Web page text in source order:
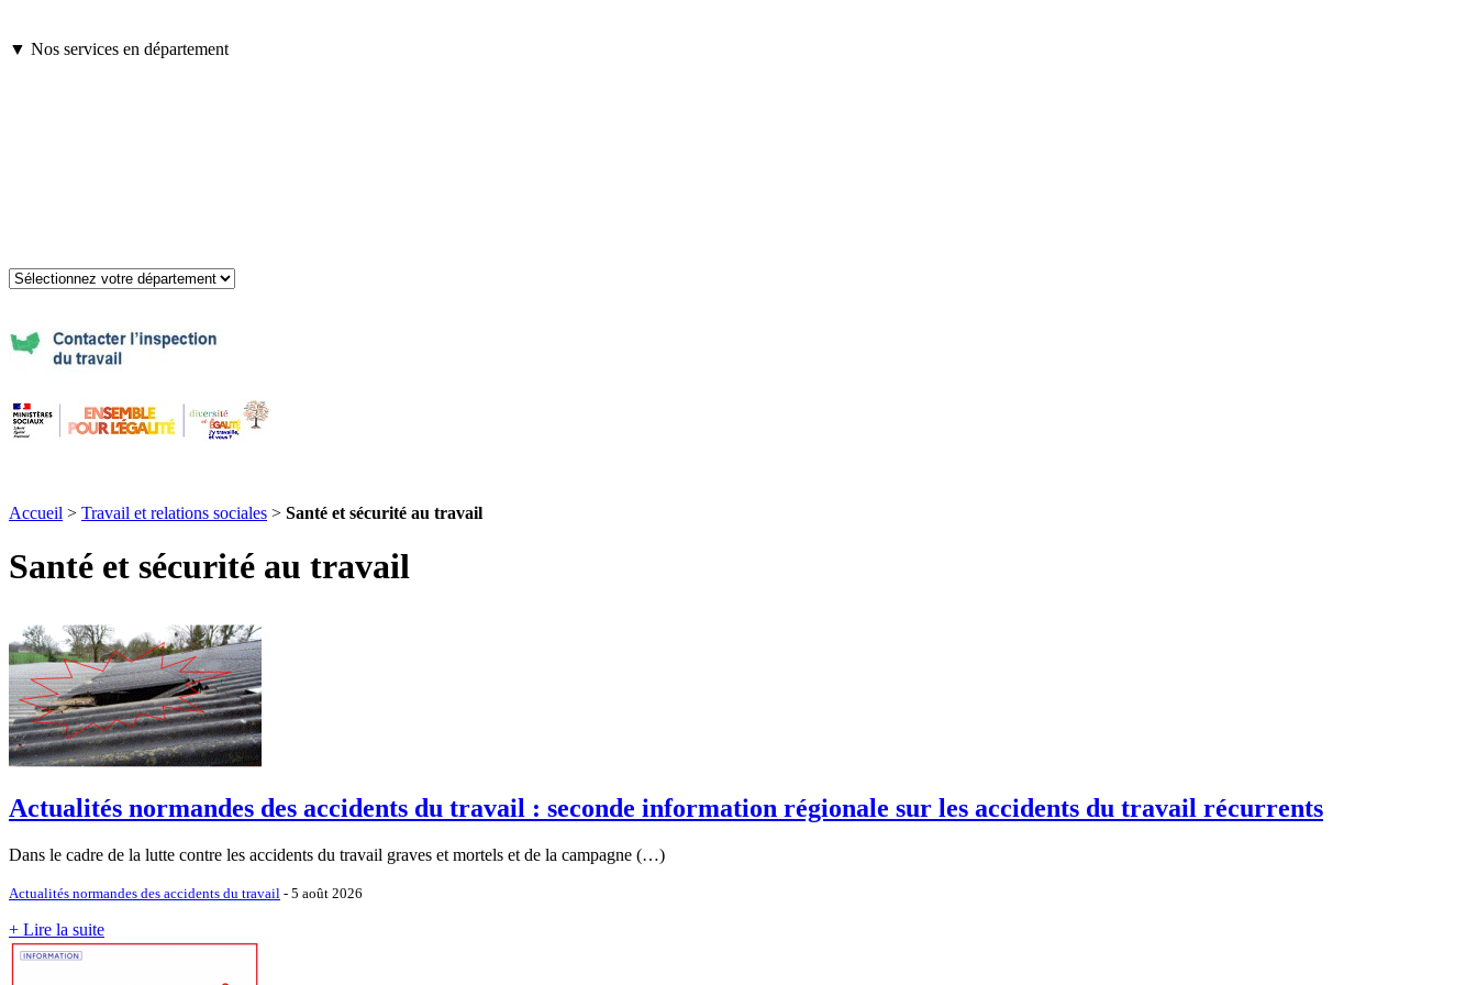
▼ Nos services en département
Accueil > Travail et relations sociales > Santé et sécurité au travail
Santé et sécurité au travail
Actualités normandes des accidents du travail : seconde information régionale sur les accidents du travail récurrents
Dans le cadre de la lutte contre les accidents du travail graves et mortels et de la campagne (…)
Actualités normandes des accidents du travail - 5 août 2026
+ Lire la suite